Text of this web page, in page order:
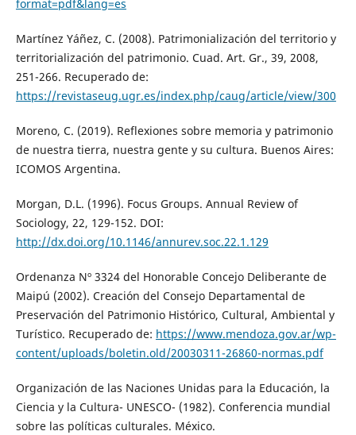
format=pdf&lang=es
Martínez Yáñez, C. (2008). Patrimonialización del territorio y
territorialización del patrimonio. Cuad. Art. Gr., 39, 2008,
251-266. Recuperado de:
https://revistaseug.ugr.es/index.php/caug/article/view/300
Moreno, C. (2019). Reflexiones sobre memoria y patrimonio
de nuestra tierra, nuestra gente y su cultura. Buenos Aires:
ICOMOS Argentina.
Morgan, D.L. (1996). Focus Groups. Annual Review of
Sociology, 22, 129-152. DOI:
http://dx.doi.org/10.1146/annurev.soc.22.1.129
Ordenanza Nº 3324 del Honorable Concejo Deliberante de
Maipú (2002). Creación del Consejo Departamental de
Preservación del Patrimonio Histórico, Cultural, Ambiental y
Turístico. Recuperado de: https://www.mendoza.gov.ar/wp-
content/uploads/boletin.old/20030311-26860-normas.pdf
Organización de las Naciones Unidas para la Educación, la
Ciencia y la Cultura- UNESCO- (1982). Conferencia mundial
sobre las políticas culturales. México.